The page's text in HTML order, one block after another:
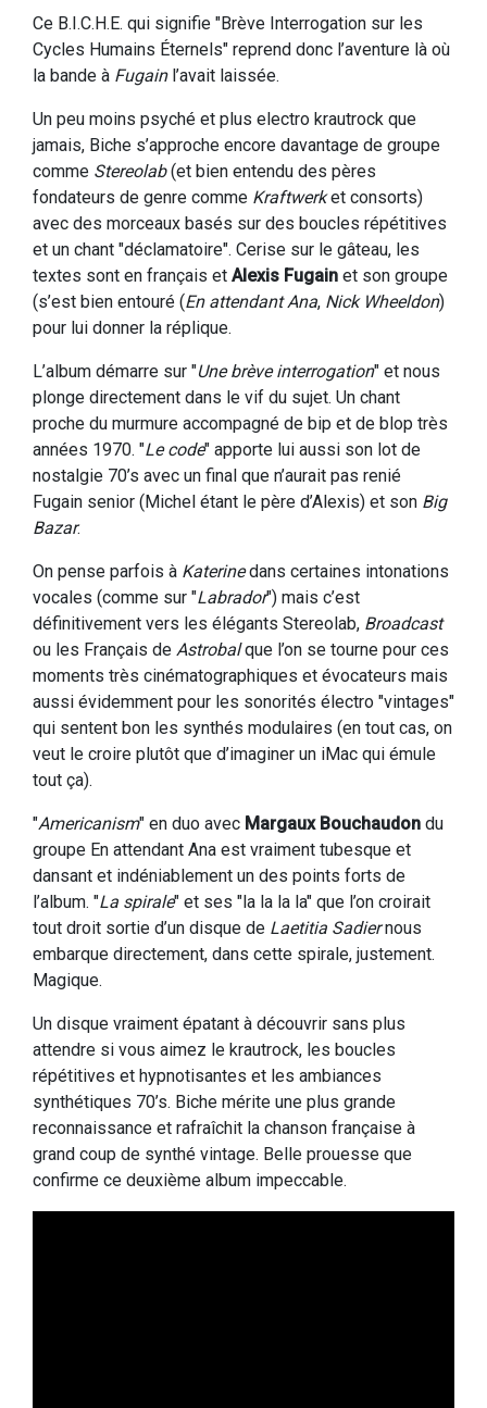
Ce B.I.C.H.E. qui signifie "Brève Interrogation sur les
Cycles Humains Éternels" reprend donc l’aventure là où
la bande à Fugainl’avait laissée.
Un peu moins psyché et plus electro krautrock que
jamais, Biche s’approche encore davantage de groupe
comme Stereolab(et bien entendu des pères
fondateurs de genre comme Kraftwerket consorts)
avec des morceaux basés sur des boucles répétitives
et un chant "déclamatoire". Cerise sur le gâteau, les
textes sont en français et Alexis Fugain et son groupe
(s’est bien entouré (En attendant Ana, Nick Wheeldon)
pour lui donner la réplique.
L’album démarre sur "Une brève interrogation" et nous
plonge directement dans le vif du sujet. Un chant
proche du murmure accompagné de bip et de blop très
années 1970. "Le code" apporte lui aussi son lot de
nostalgie 70’s avec un final que n’aurait pas renié
Fugain senior (Michel étant le père d’Alexis) et son Big
Bazar.
On pense parfois à Katerinedans certaines intonations
vocales (comme sur "Labrador") mais c’est
définitivement vers les élégants Stereolab, Broadcast
ou les Français de Astrobalque l’on se tourne pour ces
moments très cinématographiques et évocateurs mais
aussi évidemment pour les sonorités électro "vintages"
qui sentent bon les synthés modulaires (en tout cas, on
veut le croire plutôt que d’imaginer un iMac qui émule
tout ça).
"Americanism" en duo avec Margaux Bouchaudon du
groupe En attendant Ana est vraiment tubesque et
dansant et indéniablement un des points forts de
l’album. "La spirale" et ses "la la la la" que l’on croirait
tout droit sortie d’un disque de Laetitia Sadiernous
embarque directement, dans cette spirale, justement.
Magique.
Un disque vraiment épatant à découvrir sans plus
attendre si vous aimez le krautrock, les boucles
répétitives et hypnotisantes et les ambiances
synthétiques 70’s. Biche mérite une plus grande
reconnaissance et rafraîchit la chanson française à
grand coup de synthé vintage. Belle prouesse que
confirme ce deuxième album impeccable.